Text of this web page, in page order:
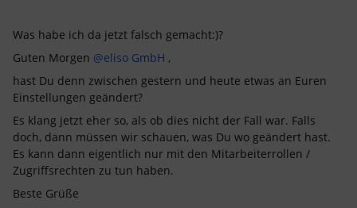
Was habe ich da jetzt falsch gemacht:)?
Guten Morgen @eliso GmbH ,
hast Du denn zwischen gestern und heute etwas an Euren
Einstellungen geändert?
Es klang jetzt eher so, als ob dies nicht der Fall war. Falls
doch, dann müssen wir schauen, was Du wo geändert hast.
Es kann dann eigentlich nur mit den Mitarbeiterrollen /
Zugriffsrechten zu tun haben.
Beste Grüße